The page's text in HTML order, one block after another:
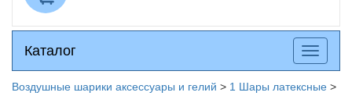
Каталог
Каталог
меню
Воздушные шарики аксессуары и гелий > 1 Шары латексные >